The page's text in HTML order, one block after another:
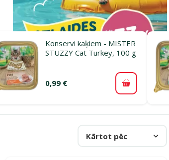
Konservi kaķiem - MISTER
STUZZY Cat Turkey, 100 g
0,99 € Pievienot
Kārtot pēc